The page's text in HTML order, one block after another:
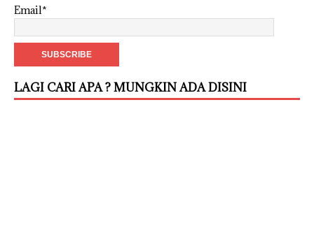
Email*
LAGI CARI APA ? MUNGKIN ADA DISINI